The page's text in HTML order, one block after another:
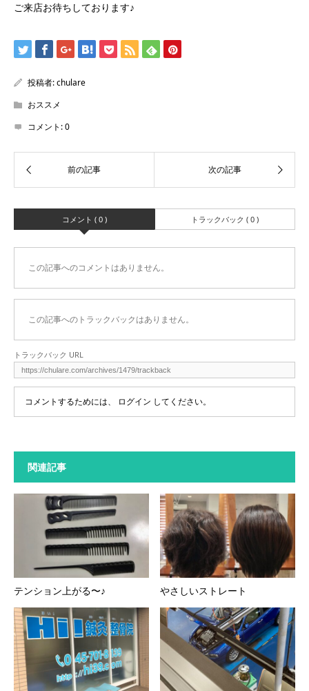
ご来店お待ちしております♪
投稿者:chulare
おススメ
コメント:0
コメント ( 0 ) トラックバック ( 0 )
この記事へのコメントはありません。
この記事へのトラックバックはありません。
トラックバック URL
コメントするためには、 ログイン してください。
関連記事
テンション上がる〜♪ やさしいストレート